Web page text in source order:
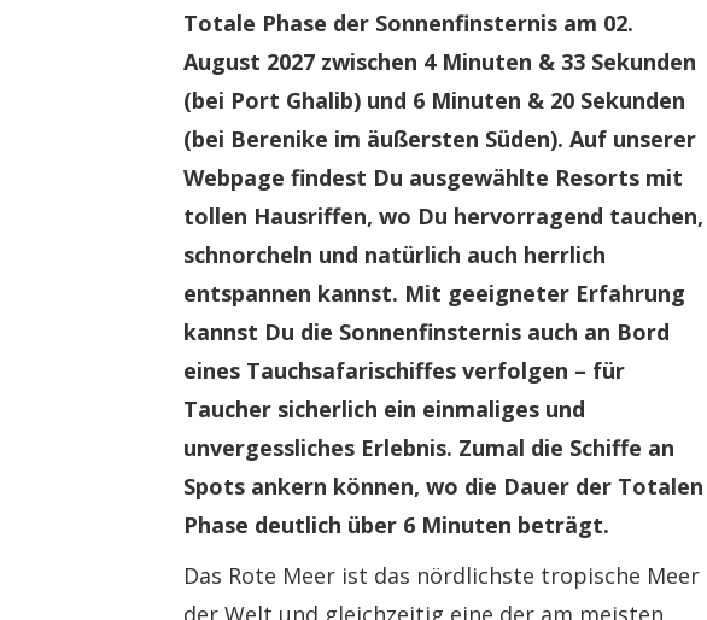
Totale Phase der Sonnenfinsternis am 02.
August 2027 zwischen 4 Minuten & 33 Sekunden
(bei Port Ghalib) und 6 Minuten & 20 Sekunden
(bei Berenike im äußersten Süden). Auf unserer
Webpage findest Du ausgewählte Resorts mit
tollen Hausriffen, wo Du hervorragend tauchen,
schnorcheln und natürlich auch herrlich
entspannen kannst. Mit geeigneter Erfahrung
kannst Du die Sonnenfinsternis auch an Bord
eines Tauchsafarischiffes verfolgen – für
Taucher sicherlich ein einmaliges und
unvergessliches Erlebnis. Zumal die Schiffe an
Spots ankern können, wo die Dauer der Totalen
Phase deutlich über 6 Minuten beträgt.
Das Rote Meer ist das nördlichste tropische Meer
der Welt und gleichzeitig eine der am meisten